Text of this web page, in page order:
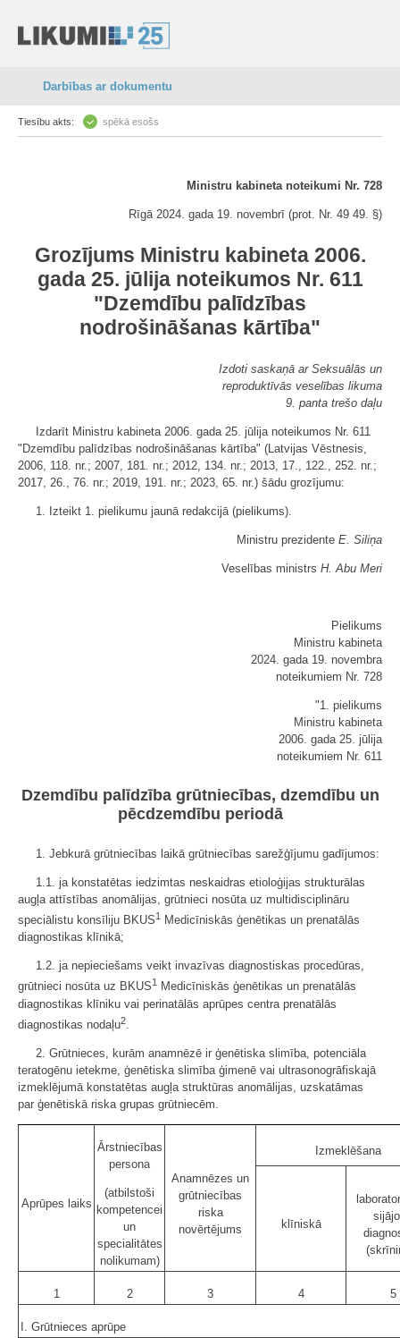
Darbības ar dokumentu
Tiesību akts: spēkā esošs
Ministru kabineta noteikumi Nr. 728
Rīgā 2024. gada 19. novembrī (prot. Nr. 49 49. §)
Grozījums Ministru kabineta 2006.
gada 25. jūlija noteikumos Nr. 611
"Dzemdību palīdzības
nodrošināšanas kārtība"
Izdoti saskaņā ar Seksuālās un
reproduktīvās veselības likuma
9. panta trešo daļu
Izdarīt Ministru kabineta 2006. gada 25. jūlija noteikumos Nr. 611
"Dzemdību palīdzības nodrošināšanas kārtība" (Latvijas Vēstnesis,
2006, 118. nr.; 2007, 181. nr.; 2012, 134. nr.; 2013, 17., 122., 252. nr.;
2017, 26., 76. nr.; 2019, 191. nr.; 2023, 65. nr.) šādu grozījumu:
1. Izteikt 1. pielikumu jaunā redakcijā (pielikums).
Ministru prezidente E. Siliņa
Veselības ministrs H. Abu Meri
Pielikums
Ministru kabineta
2024. gada 19. novembra
noteikumiem Nr. 728
"1. pielikums
Ministru kabineta
2006. gada 25. jūlija
noteikumiem Nr. 611
Dzemdību palīdzība grūtniecības, dzemdību un
pēcdzemdību periodā
1. Jebkurā grūtniecības laikā grūtniecības sarežģījumu gadījumos:
1.1. ja konstatētas iedzimtas neskaidras etioloģijas strukturālas
augļa attīstības anomālijas, grūtnieci nosūta uz multidisciplināru
speciālistu konsīliju BKUS1
Medicīniskās ģenētikas un prenatālās
diagnostikas klīnikā;
1.2. ja nepieciešams veikt invazīvas diagnostiskas procedūras,
grūtnieci nosūta uz BKUS1
Medicīniskās ģenētikas un prenatālās
diagnostikas klīniku vai perinatālās aprūpes centra prenatālās
diagnostikas nodaļu2
2. Grūtnieces, kurām anamnēzē ir ģenētiska slimība, potenciāla
teratogēnu ietekme, ģenētiska slimība ģimenē vai ultrasonogrāfiskajā
izmeklējumā konstatētas augļa struktūras anomālijas, uzskatāmas
par ģenētiskā riska grupas grūtniecēm.
Aprūpes laiks
Ārstniecības
persona
(atbilstoši
kompetencei
un
specialitātes
nolikumam)
Anamnēzes un
grūtniecības
riska
novērtējums
Izmeklēšana
klīniskā
1 2 3 4 5
I. Grūtnieces aprūpe